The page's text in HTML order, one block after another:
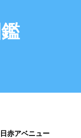
赤アベニュー